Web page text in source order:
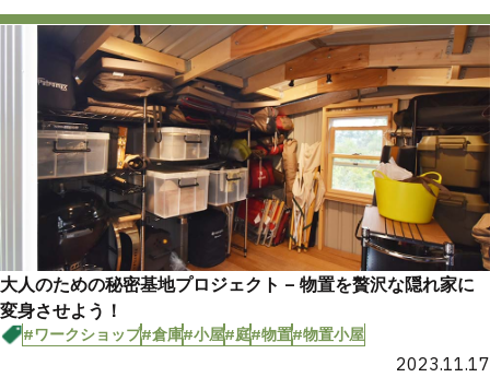
大人のための秘密基地プロジェクト – 物置を贅沢な隠れ家に
変身させよう！
#ワークショップ#倉庫#小屋#庭#物置#物置小屋
2023.11.17